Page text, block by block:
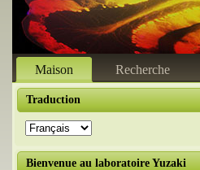
Maison Recherche
Traduction
Bienvenue au laboratoire Yuzaki